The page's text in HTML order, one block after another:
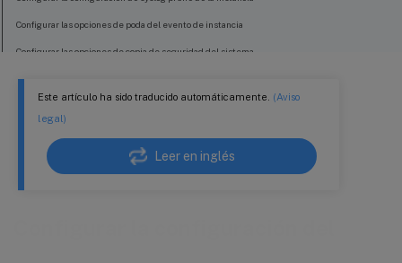
Este artículo ha sido traducido automáticamente. (Aviso
legal)
Leer en inglés
Configurar las opciones de poda del evento de instancia
Configurar las opciones de copia de seguridad del sistema
Configurar las opciones de copia de seguridad de instancia